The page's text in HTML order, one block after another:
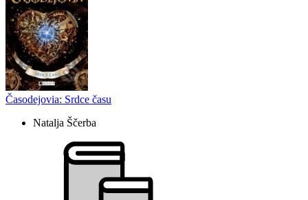
Časodejovia: Srdce času
Natalja Ščerba